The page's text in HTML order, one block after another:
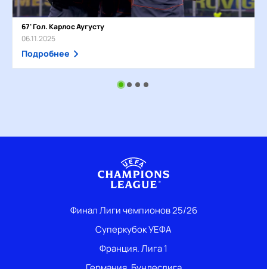
67' Гол. Карлос Аугусту
06.11.2025
Подробнее
Финал Лиги чемпионов 25/26
Суперкубок УЕФА
Франция. Лига 1